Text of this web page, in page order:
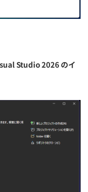
Studio 2026 のイ